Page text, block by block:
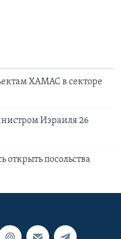
ХАМАС в секторе
Израиля 26
посольства